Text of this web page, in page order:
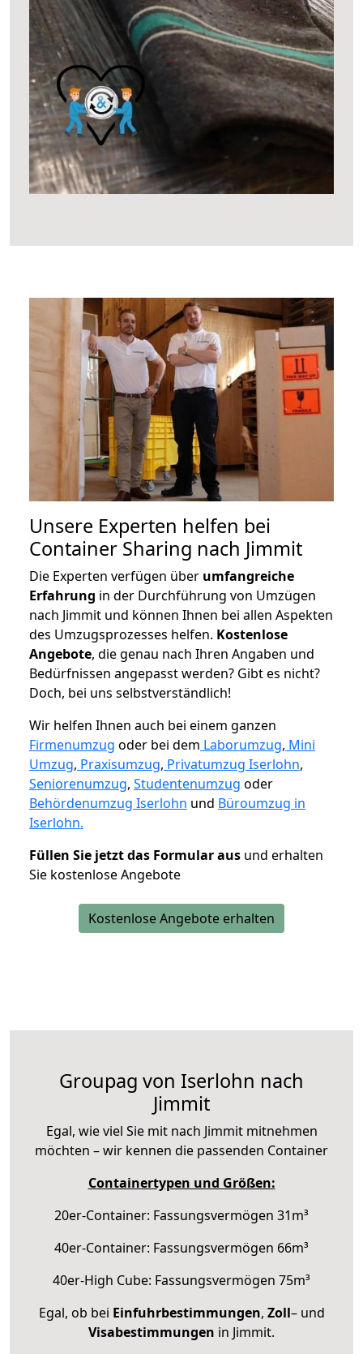
Unsere Experten helfen bei
Container Sharing nach Jimmit
Die Experten verfügen über umfangreiche
Erfahrung in der Durchführung von Umzügen
nach Jimmit und können Ihnen bei allen Aspekten
des Umzugsprozesses helfen. Kostenlose
Angebote, die genau nach Ihren Angaben und
Bedürfnissen angepasst werden? Gibt es nicht?
Doch, bei uns selbstverständlich!
Wir helfen Ihnen auch bei einem ganzen
Firmenumzug oder bei dem Laborumzug, Mini
Umzug, Praxisumzug, Privatumzug Iserlohn,
Seniorenumzug, Studentenumzug oder
Behördenumzug Iserlohn und Büroumzug in
Iserlohn.
Füllen Sie jetzt das Formular aus und erhalten
Sie kostenlose Angebote
Kostenlose Angebote erhalten
Groupag von Iserlohn nach
Jimmit
Egal, wie viel Sie mit nach Jimmit mitnehmen
möchten – wir kennen die passenden Container
Containertypen und Größen:
20er-Container: Fassungsvermögen 31m³
40er-Container: Fassungsvermögen 66m³
40er-High Cube: Fassungsvermögen 75m³
Egal, ob bei Einfuhrbestimmungen, Zoll– und
Visabestimmungen in Jimmit.